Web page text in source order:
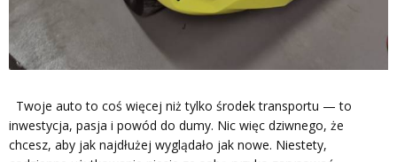
Twoje auto to coś więcej niż tylko środek transportu — to
inwestycja, pasja i powód do dumy. Nic więc dziwnego, że
chcesz, aby jak najdłużej wyglądało jak nowe. Niestety,